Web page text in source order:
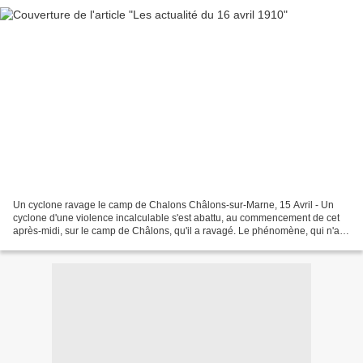
Un cyclone ravage le camp de Chalons Châlons-sur-Marne, 15 Avril - Un
cyclone d'une violence incalculable s'est abattu, au commencement de cet
après-midi, sur le camp de Châlons, qu'il a ravagé. Le phénomène, qui n'a